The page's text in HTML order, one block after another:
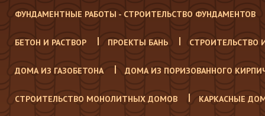
ФУНДАМЕНТНЫЕ РАБОТЫ - СТРОИТЕЛЬСТВО ФУНДАМЕНТОВ
БЕТОН И РАСТВОР ПРОЕКТЫ БАНЬ СТРОИТЕЛЬСТВО
ДОМА ИЗ ГАЗОБЕТОНА ДОМА ИЗ ПОРИЗОВАННОГО
СТРОИТЕЛЬСТВО МОНОЛИТНЫХ ДОМОВ КАРКАСНЫЕ